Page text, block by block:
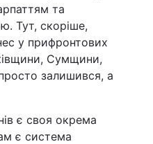
та
Тут, скоріше,
у прифронтових
Сумщини,
залишився, а
є своя окрема
є система